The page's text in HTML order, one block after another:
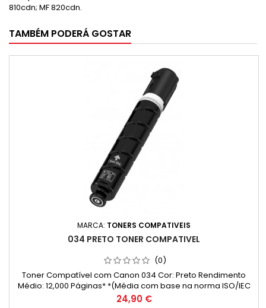
810cdn; MF 820cdn.
TAMBÉM PODERÁ GOSTAR
MARCA: TONERS COMPATIVEIS
034 PRETO TONER COMPATIVEL
(0)
Toner Compatível com Canon 034 Cor: Preto Rendimento
Médio: 12,000 Páginas* *(Média com base na norma ISO/IEC
24711 e impressão contínua. O rendimento real varia
Preço
24,90 €